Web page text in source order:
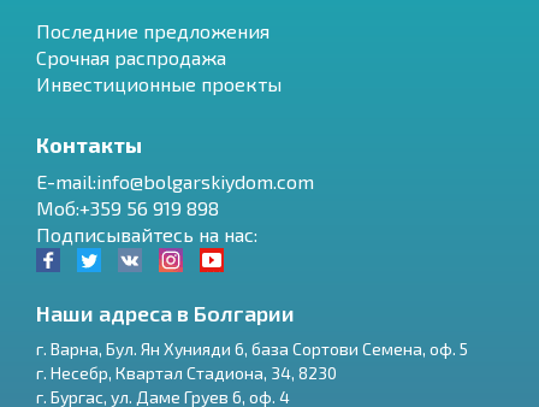
Последние предложения
Срочная распродажа
Инвестиционные проекты
Контакты
E-mail:info@bolgarskiydom.com
Моб:+359 56 919 898
Подписывайтесь на нас:
Наши адреса в Болгарии
г. Варна, Бул. Ян Хунияди 6, база Сортови Семена, оф. 5
г. Несебр, Квартал Стадиона, 34, 8230
г. Бургас, ул. Даме Груев 6, оф. 4